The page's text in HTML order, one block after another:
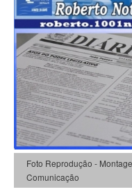
Foto Reprodução -
Comunicação